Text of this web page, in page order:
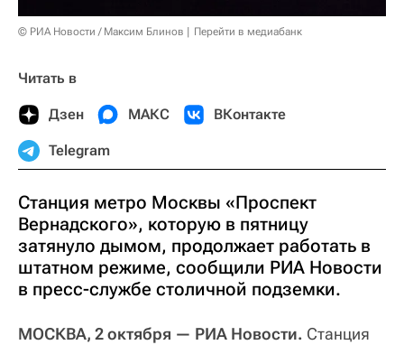
© РИА Новости / Максим Блинов Перейти в медиабанк
Читать в
Дзен МАКС ВКонтакте
Telegram
Станция метро Москвы «Проспект
Вернадского», которую в пятницу
затянуло дымом, продолжает работать в
штатном режиме, сообщили РИА Новости
в пресс-службе столичной подземки.
МОСКВА, 2 октября — РИА Новости. Станция